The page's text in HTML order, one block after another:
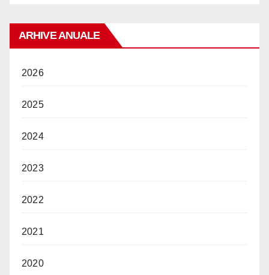
ARHIVE ANUALE
2026
2025
2024
2023
2022
2021
2020